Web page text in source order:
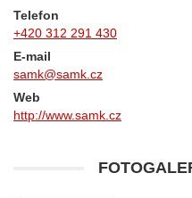
Telefon
+420 312 291 430
E-mail
samk@samk.cz
Web
http://www.samk.cz